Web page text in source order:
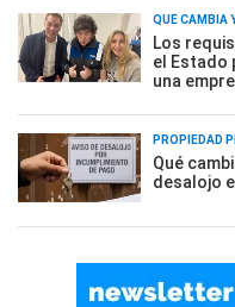
QUÉ CAMBIA
Los
el Estado
una
PROPIEDAD
Qué
desalojo